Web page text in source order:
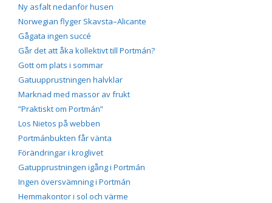
Ny asfalt nedanför husen
Norwegian flyger Skavsta–Alicante
Gågata ingen succé
Går det att åka kollektivt till Portmán?
Gott om plats i sommar
Gatuupprustningen halvklar
Marknad med massor av frukt
”Praktiskt om Portmán”
Los Nietos på webben
Portmánbukten får vänta
Förändringar i kroglivet
Gatupprustningen igång i Portmán
Ingen översvämning i Portmán
Hemmakontor i sol och värme